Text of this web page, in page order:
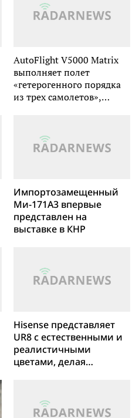
AutoFlight V5000 Matrix
выполняет полет
«гетерогенного порядка
из трех самолетов»,
годности
Импортозамещенный
Ми-171А3 впервые
представлен на
выставке в КНР
Hisense представляет
UR8 с естественными и
реалистичными
цветами, делая
следующего поколения
большему числу